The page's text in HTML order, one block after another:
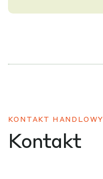
KONTAKT HANDLOWY
Kontakt